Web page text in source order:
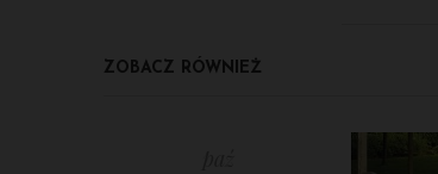
ZOBACZ RÓWNIEŻ